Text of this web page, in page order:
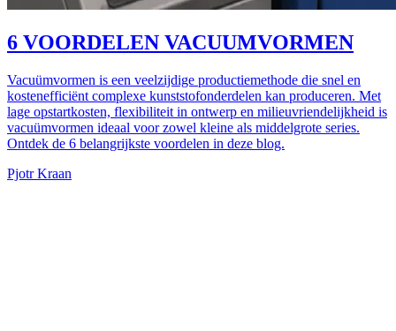
6 VOORDELEN VACUUMVORMEN
Vacuümvormen is een veelzijdige productiemethode die snel en
kostenefficiënt complexe kunststofonderdelen kan produceren. Met
lage opstartkosten, flexibiliteit in ontwerp en milieuvriendelijkheid is
vacuümvormen ideaal voor zowel kleine als middelgrote series.
Ontdek de 6 belangrijkste voordelen in deze blog.
Pjotr Kraan